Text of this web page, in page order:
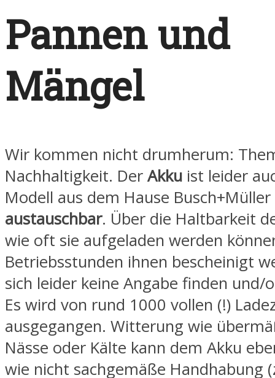
Pannen und
Mängel
Wir kommen nicht drumherum:
Nachhaltigkeit. Der Akku ist leider
Modell aus dem Hause Busch+Müller
austauschbar. Über die Haltbarkeit
wie oft sie aufgeladen werden
Betriebsstunden ihnen bescheinigt
sich leider keine Angabe finden und/
Es wird von rund 1000 vollen (!)
ausgegangen. Witterung wie
Nässe oder Kälte kann dem Akku
wie nicht sachgemäße Handhabung